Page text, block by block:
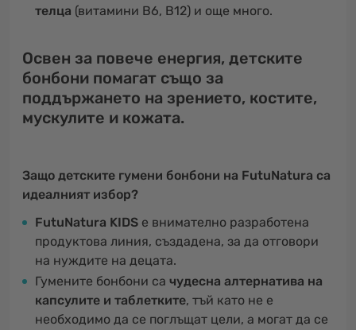
телца (витамини B6, B12) и още много.
Освен за повече енергия, детските
бонбони помагат също за
поддържането на зрението, костите,
мускулите и кожата.
Защо детските гумени бонбони на FutuNatura са
идеалният избор?
FutuNatura KIDS е внимателно разработена
продуктова линия, създадена, за да отговори
на нуждите на децата.
Гумените бонбони са чудесна алтернатива на
капсулите и таблетките, тъй като не е
необходимо да се поглъщат цели, а могат да се